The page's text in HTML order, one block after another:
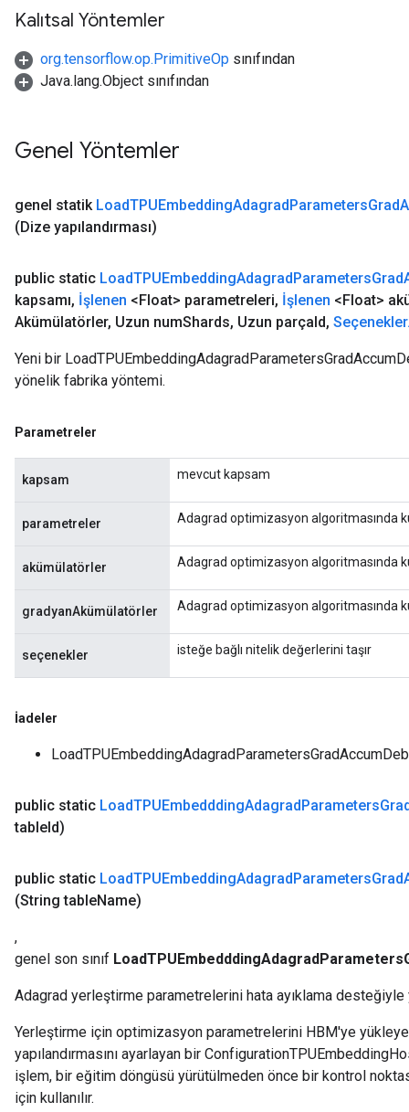
Kalıtsal Yöntemler
org.tensorflow.op.PrimitiveOp sınıfından
Java.lang.Object sınıfından
Genel Yöntemler
genel statik LoadTPUEmbeddingAdagradParametersGrad
(Dize yapılandırması)
public static LoadTPUEmbeddingAdagradParametersGrad
kapsamı, İşlenen <Float> parametreleri, İşlenen <Float>
Akümülatörler, Uzun numShards, Uzun parçaId, Seçenekler
Yeni bir
yönelik fabrika yöntemi.
Parametreler
kapsam mevcut kapsam
parametreler Adagrad optimizasyon algoritmasında
akümülatörler Adagrad optimizasyon algoritmasında
gradyanAkümülatörler Adagrad optimizasyon algoritmasında
seçenekler isteğe bağlı nitelik değerlerini taşır
İadeler
public static LoadTPUEmbedddingAdagradParameters
tableId)
public static LoadTPUEmbeddingAdagradParametersGrad
(String tableName)
,
genel son sınıf
Adagrad yerleştirme parametrelerini hata ayıklama desteğiyle
Yerleştirme için optimizasyon parametrelerini HBM'ye
yapılandırmasını ayarlayan bir
işlem, bir eğitim döngüsü yürütülmeden önce bir kontrol
için kullanılır.